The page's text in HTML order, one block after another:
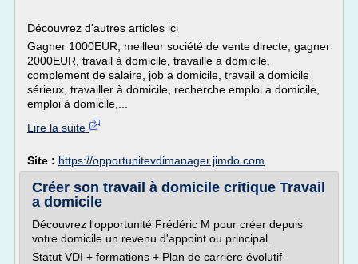
Découvrez d'autres articles ici
Gagner 1000EUR, meilleur société de vente directe, gagner
2000EUR, travail à domicile, travaille a domicile,
complement de salaire, job a domicile, travail a domicile
sérieux, travailler à domicile, recherche emploi a domicile,
emploi à domicile,...
Lire la suite
Site : https://opportunitevdimanager.jimdo.com
Créer son travail à domicile critique Travail
a domicile
Découvrez l'opportunité Frédéric M pour créer depuis
votre domicile un revenu d'appoint ou principal.
Statut VDI + formations + Plan de carrière évolutif